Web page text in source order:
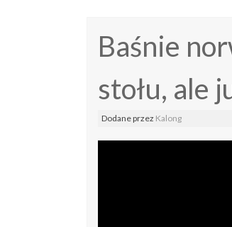
Baśnie
stołu, ale
Dodaneprzez Kalong